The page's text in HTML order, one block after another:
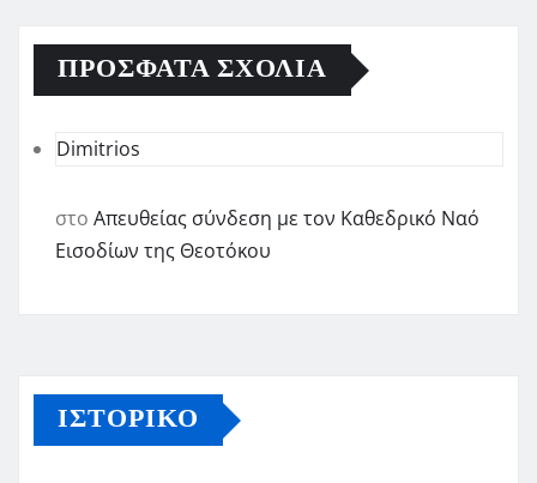
ΠΡΌΣΦΑΤΑ ΣΧΌΛΙΑ
Dimitrios
στο Απευθείας σύνδεση με τον Καθεδρικό Ναό
Εισοδίων της Θεοτόκου
ΙΣΤΟΡΙΚΌ